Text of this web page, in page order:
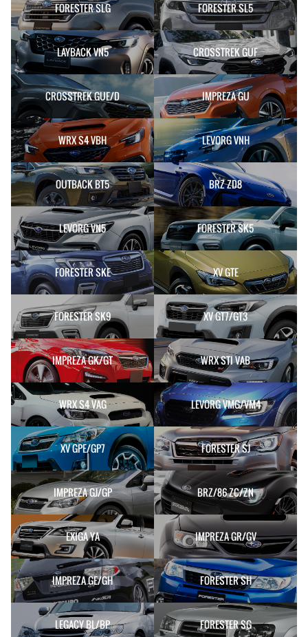
FORESTER SLG FORESTER SL5
LAYBACK VN5 CROSSTREK GUF
CROSSTREK GUE/D IMPREZA GU
WRX S4 VBH LEVORG VNH
OUTBACK BT5 BRZ ZD8
LEVORG VN5 FORESTER SK5
FORESTER SKE XV GTE
FORESTER SK9 XV GT7/GT3
IMPREZA GK/GT WRX STI VAB
WRX S4 VAG LEVORG VMG/VM4
XV GPE/GP7 FORESTER SJ
IMPREZA GJ/GP BRZ/86 ZC/ZN
EXIGA YA IMPREZA GR/GV
IMPREZA GE/GH FORESTER SH
LEGACY BL/BP FORESTER SG